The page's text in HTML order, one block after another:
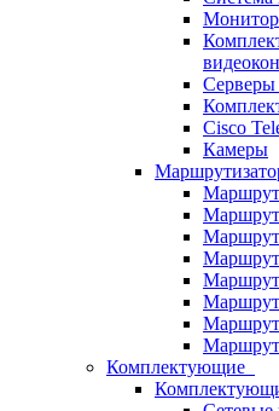
Серверы
Cisco
Камеры
Комплектующие